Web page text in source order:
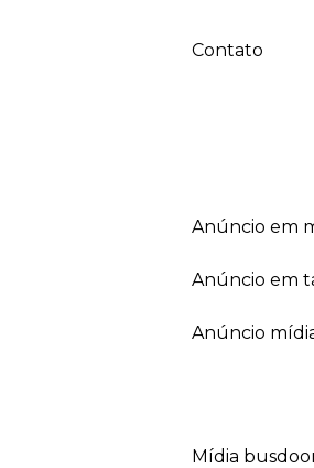
Contato
anúncio em
anúncio em
anúncio
mídia